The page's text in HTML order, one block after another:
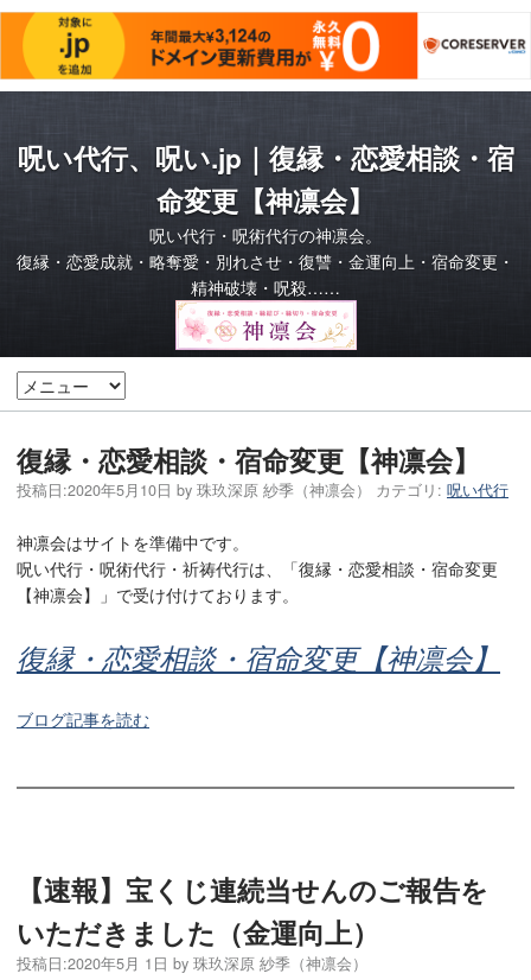
呪い代行、呪い.jp｜復縁・恋愛相談・宿
命変更【神凛会】
呪い代行・呪術代行の神凛会。
復縁・恋愛成就・略奪愛・別れさせ・復讐・金運向上・宿命変更・
精神破壊・呪殺……
復縁・恋愛相談・宿命変更【神凛会】
投稿日:2020年5月10日 by 珠玖深原 紗季（神凛会） カテゴリ: 呪い代行
神凛会はサイトを準備中です。
呪い代行・呪術代行・祈祷代行は、「復縁・恋愛相談・宿命変更
【神凛会】」で受け付けております。
復縁・恋愛相談・宿命変更【神凛会】
ブログ記事を読む
【速報】宝くじ連続当せんのご報告を
いただきました（金運向上）
投稿日:2020年5月 1日 by 珠玖深原 紗季（神凛会）